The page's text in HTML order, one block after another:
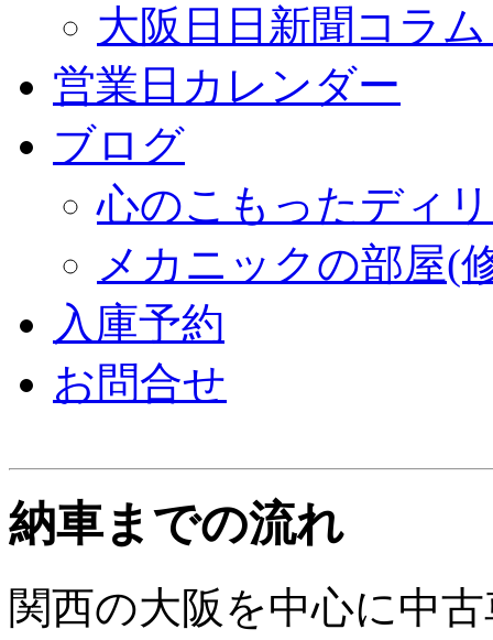
大阪日日新聞コラ
営業日カレンダー
ブログ
心のこもったディ
メカニックの部屋(
入庫予約
お問合せ
納車までの流れ
関西の大阪を中心に中